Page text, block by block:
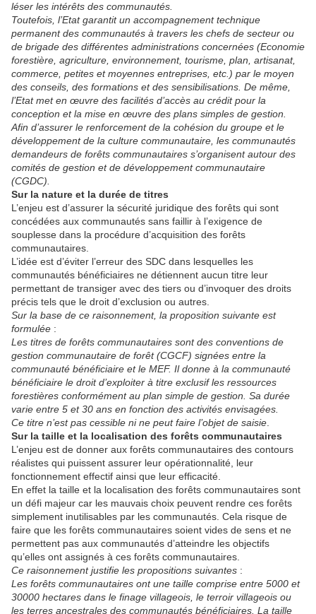
léser les intérêts des communautés.
Toutefois, l’Etat garantit un accompagnement technique
permanent des communautés à travers les chefs de secteur ou
de brigade des différentes administrations concernées (Economie
forestière, agriculture, environnement, tourisme, plan, artisanat,
commerce, petites et moyennes entreprises, etc.) par le moyen
des conseils, des formations et des sensibilisations. De même,
l’Etat met en œuvre des facilités d’accès au crédit pour la
conception et la mise en œuvre des plans simples de gestion.
Afin d’assurer le renforcement de la cohésion du groupe et le
développement de la culture communautaire, les communautés
demandeurs de forêts communautaires s’organisent autour des
comités de gestion et de développement communautaire
(CGDC).
Sur la nature et la durée de titres
L’enjeu est d’assurer la sécurité juridique des forêts qui sont
concédées aux communautés sans faillir à l’exigence de
souplesse dans la procédure d’acquisition des forêts
communautaires.
L’idée est d’éviter l’erreur des SDC dans lesquelles les
communautés bénéficiaires ne détiennent aucun titre leur
permettant de transiger avec des tiers ou d’invoquer des droits
précis tels que le droit d’exclusion ou autres.
Sur la base de ce raisonnement, la proposition suivante est
formulée :
Les titres de forêts communautaires sont des conventions de
gestion communautaire de forêt (CGCF) signées entre la
communauté bénéficiaire et le MEF. Il donne à la communauté
bénéficiaire le droit d’exploiter à titre exclusif les ressources
forestières conformément au plan simple de gestion. Sa durée
varie entre 5 et 30 ans en fonction des activités envisagées.
Ce titre n’est pas cessible ni ne peut faire l’objet de saisie
Sur la taille et la localisation des forêts communautaires
L’enjeu est de donner aux forêts communautaires des contours
réalistes qui puissent assurer leur opérationnalité, leur
fonctionnement effectif ainsi que leur efficacité.
En effet la taille et la localisation des forêts communautaires sont
un défi majeur car les mauvais choix peuvent rendre ces forêts
simplement inutilisables par les communautés. Cela risque de
faire que les forêts communautaires soient vides de sens et ne
permettent pas aux communautés d’atteindre les objectifs
qu’elles ont assignés à ces forêts communautaires.
Ce raisonnement justifie les propositions suivantes :
Les forêts communautaires ont une taille comprise entre 5000 et
30000 hectares dans le finage villageois, le terroir villageois ou
les terres ancestrales des communautés bénéficiaires. La taille